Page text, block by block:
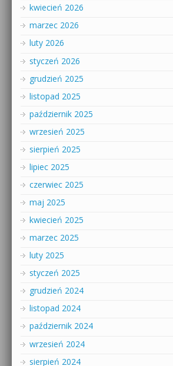
kwiecień 2026
marzec 2026
luty 2026
styczeń 2026
grudzień 2025
listopad 2025
październik 2025
wrzesień 2025
sierpień 2025
lipiec 2025
czerwiec 2025
maj 2025
kwiecień 2025
marzec 2025
luty 2025
styczeń 2025
grudzień 2024
listopad 2024
październik 2024
wrzesień 2024
sierpień 2024